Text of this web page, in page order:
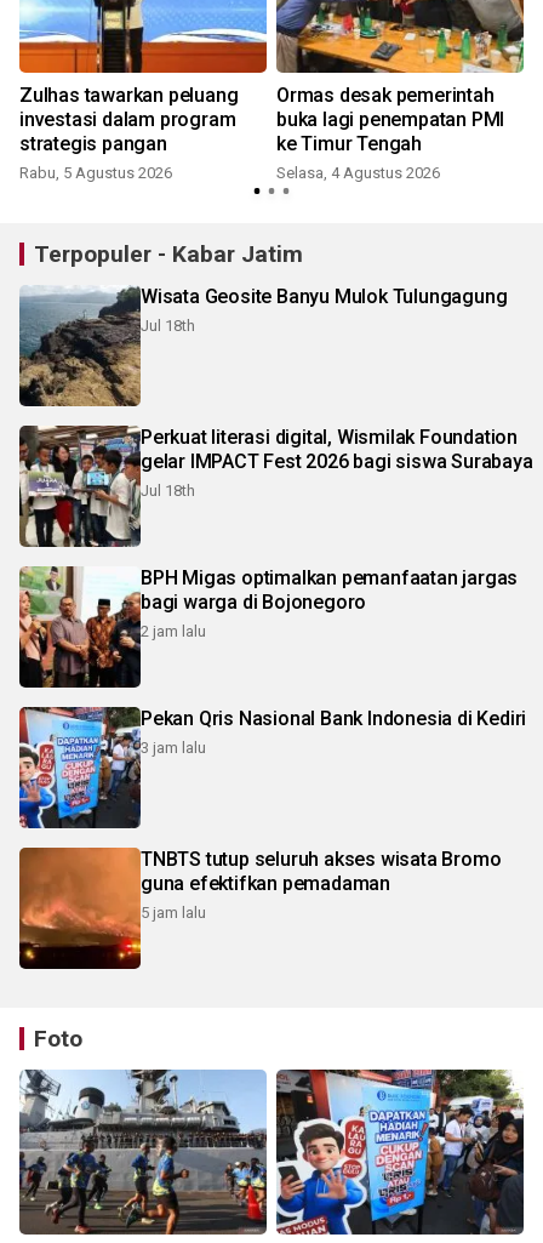
Zulhas tawarkan peluang
investasi dalam program
strategis pangan
Rabu, 5 Agustus 2026
Ormas desak pemerintah
buka lagi penempatan PMI
ke Timur Tengah
Selasa, 4 Agustus 2026
Terpopuler - Kabar Jatim
Wisata Geosite Banyu Mulok Tulungagung
Jul 18th
Perkuat literasi digital, Wismilak Foundation
gelar IMPACT Fest 2026 bagi siswa Surabaya
Jul 18th
BPH Migas optimalkan pemanfaatan jargas
bagi warga di Bojonegoro
2 jam lalu
Pekan Qris Nasional Bank Indonesia di Kediri
3 jam lalu
TNBTS tutup seluruh akses wisata Bromo
guna efektifkan pemadaman
5 jam lalu
Foto